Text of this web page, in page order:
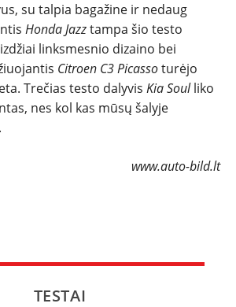
su talpia bagažine ir nedaug
Honda Jazztampa šio testo
linksmesnio dizaino bei
Citroen C3 Picassoturėjo
Trečias testo dalyvis Kia Soulliko
nes kol kas mūsų šalyje
www.auto-bild.lt
TESTAI